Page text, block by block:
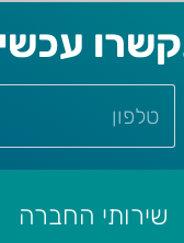
שירותי החברה